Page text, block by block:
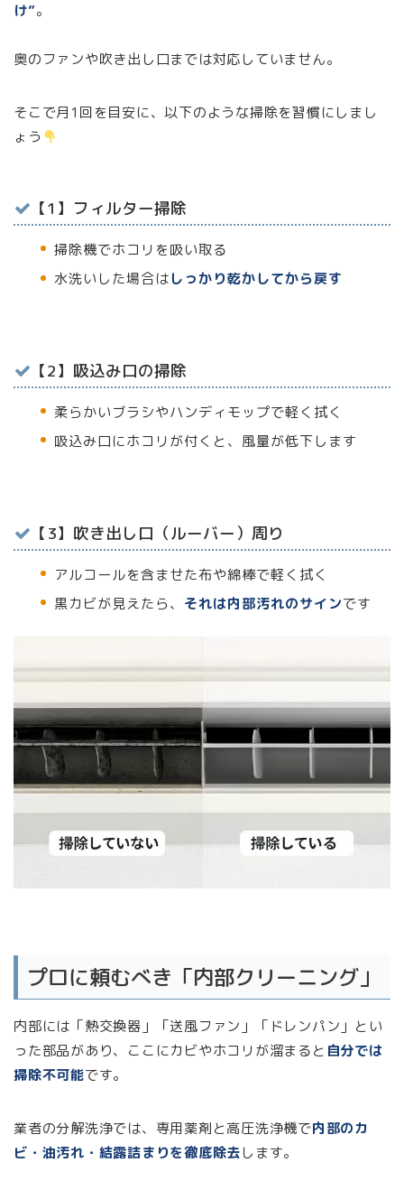
け”。
奥のファンや吹き出し口までは対応していません。
そこで月1回を目安に、以下のような掃除を習慣にしまし
ょう
【1】フィルター掃除
掃除機でホコリを吸い取る
水洗いした場合はしっかり乾かしてから戻す
【2】吸込み口の掃除
柔らかいブラシやハンディモップで軽く拭く
吸込み口にホコリが付くと、風量が低下します
【3】吹き出し口（ルーバー）周り
アルコールを含ませた布や綿棒で軽く拭く
黒カビが見えたら、 それは内部汚れのサインです
プロに頼むべき「内部クリーニング」
内部には「熱交換器」「送風ファン」「ドレンパン」とい
った部品があり、ここにカビやホコリが溜まると 自分では
掃除不可能です。
業者の分解洗浄では、専用薬剤と高圧洗浄機で内部のカ
ビ・油汚れ・結露詰まりを徹底除去します。